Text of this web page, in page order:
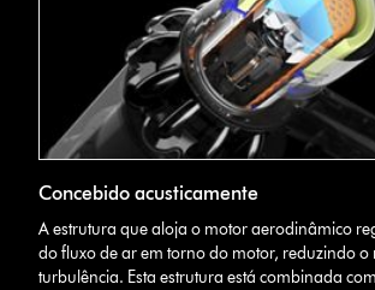
Concebido acusticamente
A estrutura que aloja o motor aerodinâmico
do fluxo de ar em torno do motor, reduzindo o
turbulência. Esta estrutura está combinada